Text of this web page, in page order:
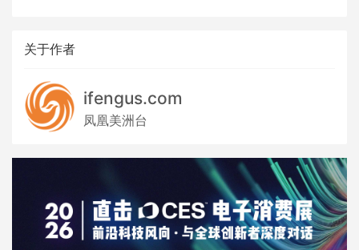
关于作者
ifengus.com
凤凰美洲台